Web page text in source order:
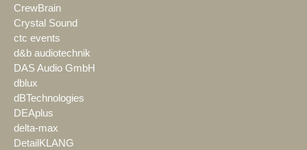
CrewBrain
Crystal Sound
ctc events
d&b audiotechnik
DAS Audio GmbH
dblux
dBTechnologies
DEAplus
delta-max
DetailKLANG